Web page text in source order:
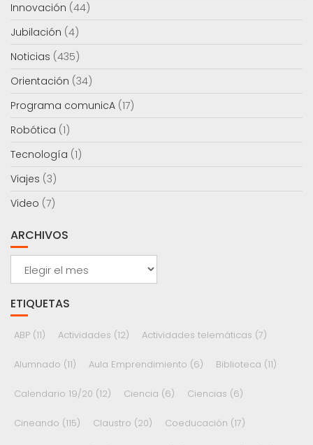
Innovación (44)
Jubilación (4)
Noticias (435)
Orientación (34)
Programa comunicA (17)
Robótica (1)
Tecnología (1)
Viajes (3)
Video (7)
ARCHIVOS
Archivos
ETIQUETAS
ABP (11) Actividades (12) Actividades telemáticas (7)
Alumnado (11) Aula Emprendimiento (6) Biblioteca (11)
Calendario 19/20 (12) Ciencia (6) Ciencias (6)
Cineando (115) Claustro (20) Coeducación (17)